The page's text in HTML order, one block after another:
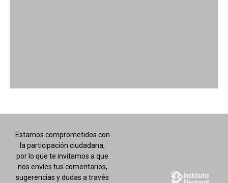
Estamos comprometidos con
la participación ciudadana,
por lo que te invitamos a que
nos envíes tus comentarios,
sugerencias y dudas a través